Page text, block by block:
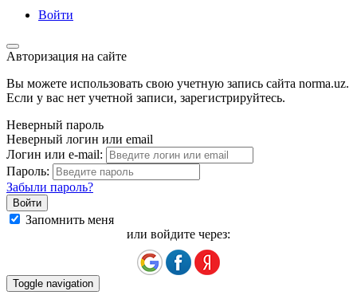
Войти
Авторизация на сайте
Вы можете использовать свою учетную запись сайта norma.uz.
Если у вас нет учетной записи, зарегистрируйтесь.
Неверный пароль
Неверный логин или email
Логин или e-mail:
Пароль:
Забыли пароль?
Запомнить меня
или войдите через:
Toggle navigation